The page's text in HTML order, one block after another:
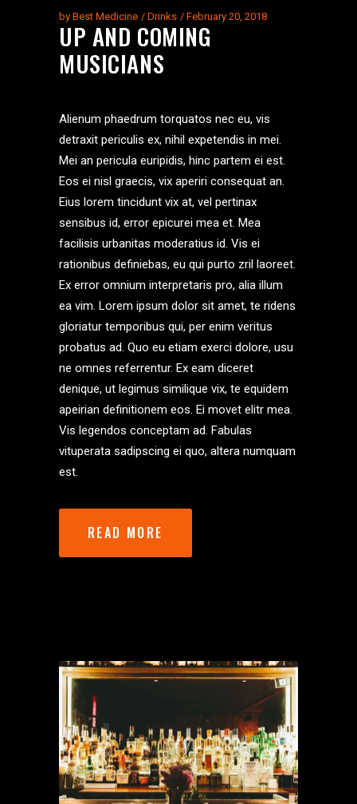
by Best Medicine Drinks February 20, 2018
UP AND COMING
MUSICIANS
Alienum phaedrum torquatos nec eu, vis
detraxit periculis ex, nihil expetendis in mei.
Mei an pericula euripidis, hinc partem ei est.
Eos ei nisl graecis, vix aperiri consequat an.
Eius lorem tincidunt vix at, vel pertinax
sensibus id, error epicurei mea et. Mea
facilisis urbanitas moderatius id. Vis ei
rationibus definiebas, eu qui purto zril laoreet.
Ex error omnium interpretaris pro, alia illum
ea vim. Lorem ipsum dolor sit amet, te ridens
gloriatur temporibus qui, per enim veritus
probatus ad. Quo eu etiam exerci dolore, usu
ne omnes referrentur. Ex eam diceret
denique, ut legimus similique vix, te equidem
apeirian definitionem eos. Ei movet elitr mea.
Vis legendos conceptam ad. Fabulas
vituperata sadipscing ei quo, altera numquam
est.
READ MORE